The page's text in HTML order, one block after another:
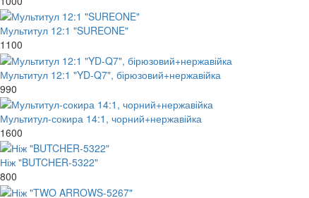
Мультитул 12:1 "SUREONE"
1100
Мультитул 12:1 "YD-Q7", бірюзовий+нержавійка
990
Мультитул-сокира 14:1, чорний+нержавійка
1600
Ніж "BUTCHER-5322"
800